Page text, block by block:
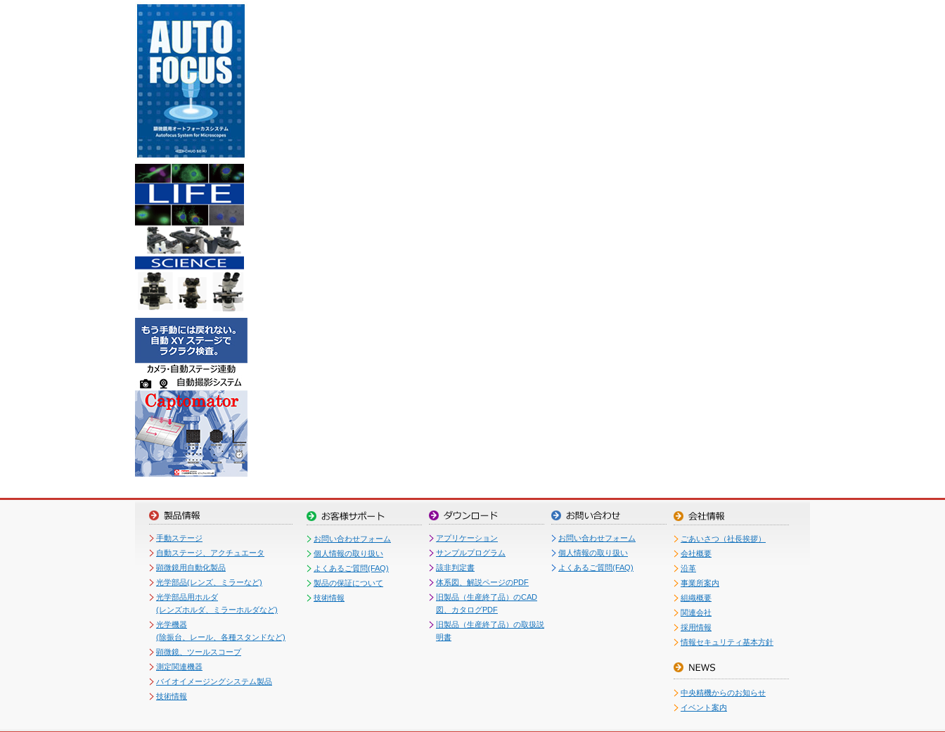
手動ステージ
自動ステージ、アクチュエータ
顕微鏡用自動化製品
光学部品(レンズ、ミラーなど)
光学部品用ホルダ
(レンズホルダ、ミラーホルダなど)
光学機器
(除振台、レール、各種スタンドなど)
顕微鏡、ツールスコープ
測定関連機器
バイオイメージングシステム製品
技術情報
お問い合わせフォーム
個人情報の取り扱い
よくあるご質問(FAQ)
製品の保証について
技術情報
アプリケーション
サンプルプログラム
該非判定書
体系図、解説ページのPDF
旧製品（生産終了品）のCAD
図、カタログPDF
旧製品（生産終了品）の取扱説
明書
お問い合わせフォーム
個人情報の取り扱い
よくあるご質問(FAQ)
ごあいさつ（社長挨拶）
会社概要
沿革
事業所案内
組織概要
関連会社
採用情報
情報セキュリティ基本方針
中央精機からのお知らせ
イベント案内